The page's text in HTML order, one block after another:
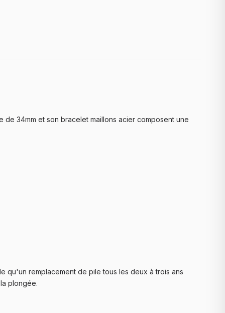
34mm et son bracelet maillons acier composent une
qu'un remplacement de pile tous les deux à trois ans
plongée.